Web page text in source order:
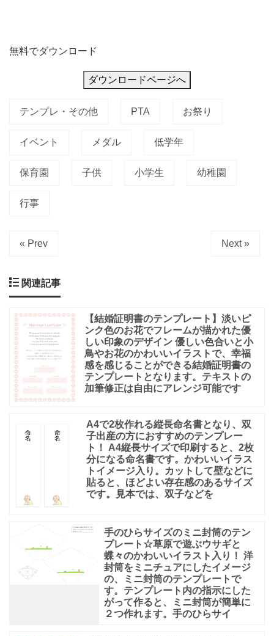
無料でダウンロード
ダウンロードページへ
テンプレ・その他 PTA お祭り
イベント メダル 低学年
保育園 子供 小学生 幼稚園
行事
« Prev Next »
関連記事
【結婚証明書のテンプレート】淡いピ
ンク色のお花でフレームが描かれた優
しい印象のデザイン 優しい色合いと小
鳥やお花のかわいいイラストで、幸福
感を感じることができる結婚証明書の
テンプレートとなります。テキストの
加筆修正は自由にアレンジ可能です
A4で2枚作れる縦長命名書となり、双
子出産の方におすすめのテンプレー
ト！ A4縦長サイズで印刷すると、2枚
分になる命名書です。かわいいイラス
トイメージ入り。カットして壁などに
貼ると、ほどよい存在感のあるサイズ
です。見本では、双子などを
手のひらサイズのミニ封筒のテン
プレート☆草原で遊ぶウサギと
蝶々のかわいいイラスト入り！ 洋
封筒をミニチュアにしたイメージ
の、ミニ封筒のテンプレートで
す。テンプレート内の指示にした
がって作ると、ミニ封筒が簡単に
２つ作れます。手のひらサイ